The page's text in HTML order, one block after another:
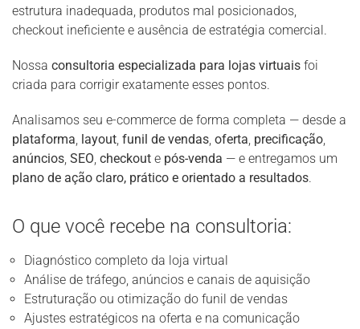
estrutura inadequada, produtos mal posicionados,
checkout ineficiente e ausência de estratégia comercial.
Nossa consultoria especializada para lojas virtuais foi
criada para corrigir exatamente esses pontos.
Analisamos seu e-commerce de forma completa — desde a
plataforma, layout, funil de vendas, oferta, precificação,
anúncios, SEO, checkout e pós-venda — e entregamos um
plano de ação claro, prático e orientado a resultados.
O que você recebe na consultoria:
Diagnóstico completo da loja virtual
Análise de tráfego, anúncios e canais de aquisição
Estruturação ou otimização do funil de vendas
Ajustes estratégicos na oferta e na comunicação